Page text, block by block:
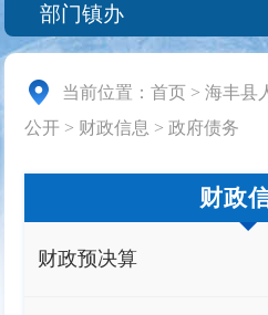
部门镇办
当前位置：首页 >海丰县
公开 > 财政信息 >政府债务
财政
财政预决算